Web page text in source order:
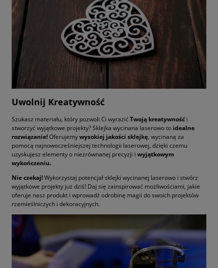
Uwolnij Kreatywność
Szukasz materiału, który pozwoli Ci wyrazić Twoją kreatywność i
stworzyć wyjątkowe projekty? Sklejka wycinana laserowo to idealne
rozwiązanie!Oferujemywysokiej jakości sklejkę, wycinaną za
pomocą najnowocześniejszej technologii laserowej, dzięki czemu
uzyskujesz elementy o niezrównanej precyzji i wyjątkowym
wykończeniu.
Nie czekaj!Wykorzystaj potencjał sklejki wycinanej laserowo i stwórz
wyjątkowe projekty już dziś! Daj się zainspirować możliwościami, jakie
oferuje nasz produkt i wprowadź odrobinę magii do swoich projektów
rzemieślniczych i dekoracyjnych.